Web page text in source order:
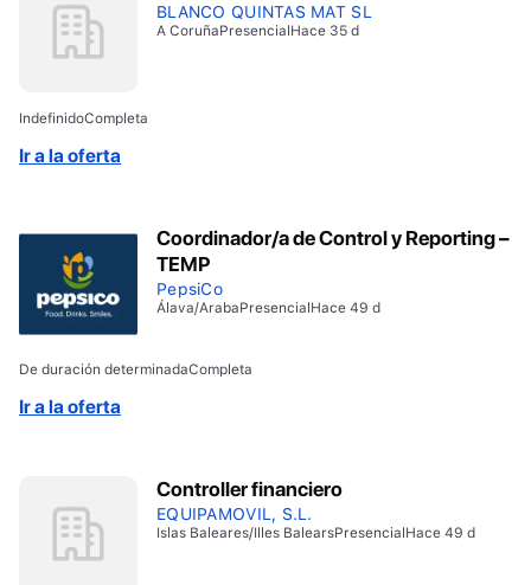
BLANCO QUINTAS MAT SL
A CoruñaPresencialHace 35 d
IndefinidoCompleta
Ir a la oferta
Coordinador/a de Control y Reporting –
TEMP
PepsiCo
Álava/ArabaPresencialHace 49 d
De duración determinadaCompleta
Ir a la oferta
Controller financiero
EQUIPAMOVIL, S.L.
Islas Baleares/Illes BalearsPresencialHace 49 d